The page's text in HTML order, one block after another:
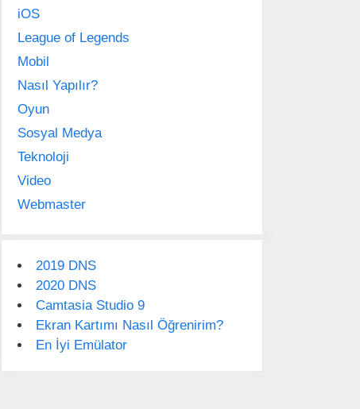
iOS
League of Legends
Mobil
Nasıl Yapılır?
Oyun
Sosyal Medya
Teknoloji
Video
Webmaster
2019 DNS
2020 DNS
Camtasia Studio 9
Ekran Kartımı Nasıl Öğrenirim?
En İyi Emülator